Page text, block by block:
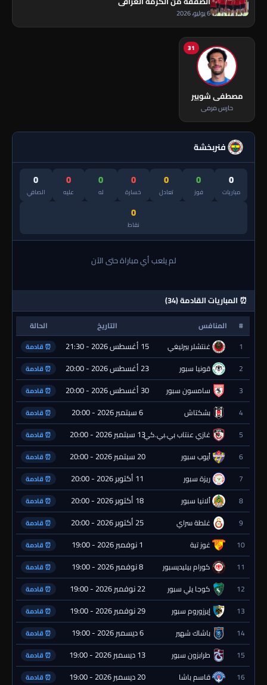
6 يوليو، 2026
31
مصطفى شوبير
حارس مرمى
فنربخشة
0
مباريات
0
فوز
0
تعادل
0
خسارة
0
له
0
عليه
0
الصافي
0
نقاط
لم يلعب أي مباراة حتى الآن
⏰ المباريات القادمة (34)
# المنافس التاريخ
الحالة
1
غنتشلر بيرليغي 15 أغسطس 2026 - 21:30 ⏰ قادمة
2 قونيا سبور 23 أغسطس 2026 - 20:00 ⏰ قادمة
3 سامسون سبور 30 أغسطس 2026 - 20:00 ⏰ قادمة
4 بشكتاش 6 سبتمبر 2026 - 20:00 ⏰ قادمة
5 غازي عنتاب بي.بي.كي.13 سبتمبر 2026 - 20:00 ⏰ قادمة
6 أيوب سبور 20 سبتمبر 2026 - 20:00 ⏰ قادمة
7 ريزة سبور 11 أكتوبر 2026 - 20:00 ⏰ قادمة
8 ألانيا سبور 18 أكتوبر 2026 - 20:00 ⏰ قادمة
9 غلطة سراي 25 أكتوبر 2026 - 20:00 ⏰ قادمة
10 غوز تبة 1 نوفمبر 2026 - 19:00 ⏰ قادمة
11 كورام بيليديسبور 8 نوفمبر 2026 - 19:00 ⏰ قادمة
12 كوجا يلي سبور 22 نوفمبر 2026 - 19:00 ⏰ قادمة
13 إيرزوروم سبور 29 نوفمبر 2026 - 19:00 ⏰ قادمة
14 باشاك شهير 6 ديسمبر 2026 - 19:00 ⏰ قادمة
15 طرابزون سبور 13 ديسمبر 2026 - 19:00 ⏰ قادمة
16 قاسم باشا 20 ديسمبر 2026 - 19:00 ⏰ قادمة